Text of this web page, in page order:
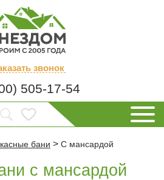
звонок
505-17-54
бани > С мансардой
с мансардой